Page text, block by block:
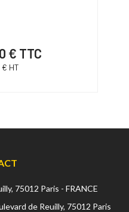
€ TTC
€ HT
75012 Paris - FRANCE
de Reuilly, 75012 Paris